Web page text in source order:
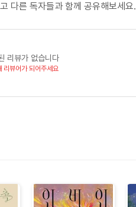
다른 독자들과 함께 공유해보세요.
리뷰가 없습니다
리뷰어가 되어주세요